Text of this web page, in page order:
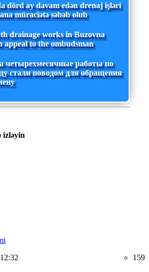
dörd ay davam edən drenaj işləri
müraciətə səbəb olub
drainage works in Buzovna
appeal to the ombudsman
четырехмесячные работы по
стали поводом для обращения
izləyin
12:32 159